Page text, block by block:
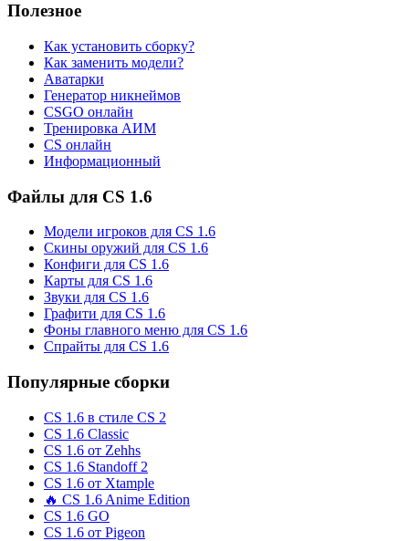
Полезное
Как установить сборку?
Как заменить модели?
Аватарки
Генератор никнеймов
CSGO онлайн
Тренировка АИМ
CS онлайн
Информационный
Файлы для CS 1.6
Модели игроков для CS 1.6
Скины оружий для CS 1.6
Конфиги для CS 1.6
Карты для CS 1.6
Звуки для CS 1.6
Графити для CS 1.6
Фоны главного меню для CS 1.6
Спрайты для CS 1.6
Популярные сборки
CS 1.6 в стиле CS 2
CS 1.6 Classic
CS 1.6 от Zehhs
CS 1.6 Standoff 2
CS 1.6 от Xtample
🔥 CS 1.6 Anime Edition
CS 1.6 GO
CS 1.6 от Pigeon